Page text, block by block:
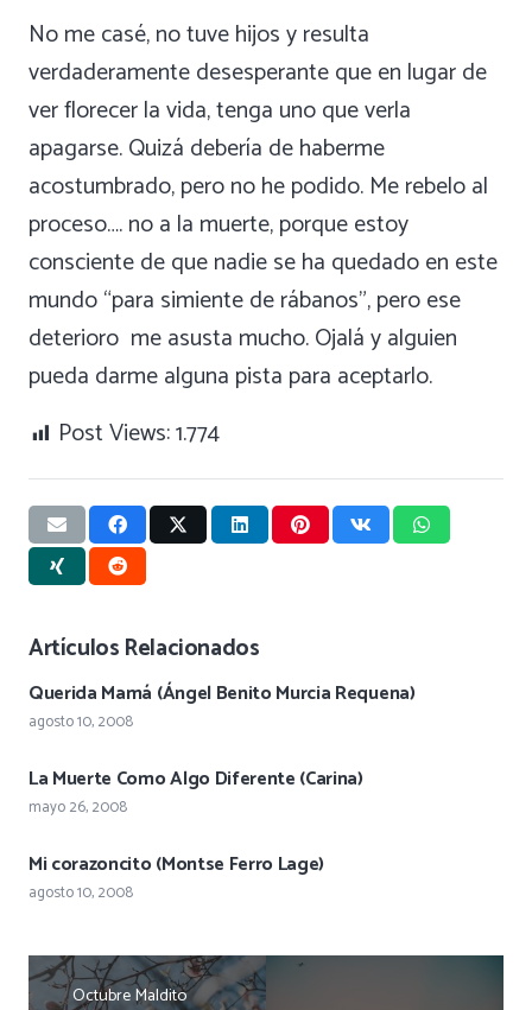
No me casé, no tuve hijos y resulta
verdaderamente desesperante que en lugar de
ver florecer la vida, tenga uno que verla
apagarse. Quizá debería de haberme
acostumbrado, pero no he podido. Me rebelo al
proceso…. no a la muerte, porque estoy
consciente de que nadie se ha quedado en este
mundo “para simiente de rábanos”, pero ese
deterioro me asusta mucho. Ojalá y alguien
pueda darme alguna pista para aceptarlo.
Post Views:1.774
Artículos Relacionados
Querida Mamá (Ángel Benito Murcia Requena)
agosto 10, 2008
La Muerte Como Algo Diferente (Carina)
mayo 26, 2008
Mi corazoncito (Montse Ferro Lage)
agosto 10, 2008
Octubre Maldito